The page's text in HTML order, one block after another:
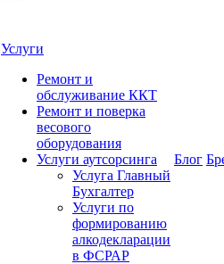
Услуги
Ремонт и
обслуживание ККТ
Ремонт и поверка
весового
оборудования
Услуги аутсорсинга
Услуга Главный
Бухгалтер
Услуги по
формированию
алкодекларации
в ФСРАР
Блог